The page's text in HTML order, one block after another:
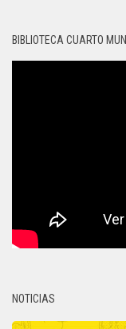
BIBLIOTECA CUARTO
NOTICIAS